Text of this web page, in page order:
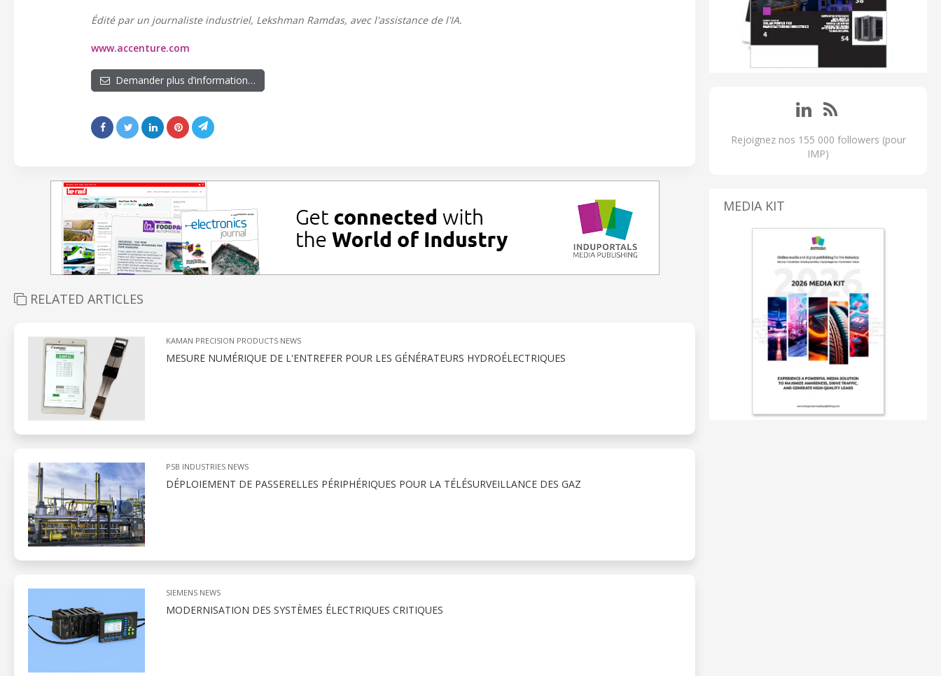
Édité par un journaliste industriel, Lekshman Ramdas, avec l'assistance de l'IA.
www.accenture.com
Demander plus d’information…
RELATED ARTICLES
KAMAN PRECISION PRODUCTS NEWS
MESURE NUMÉRIQUE DE L'ENTREFER POUR LES GÉNÉRATEURS HYDROÉLECTRIQUES
PSB INDUSTRIES NEWS
DÉPLOIEMENT DE PASSERELLES PÉRIPHÉRIQUES POUR LA TÉLÉSURVEILLANCE DES GAZ
SIEMENS NEWS
MODERNISATION DES SYSTÈMES ÉLECTRIQUES CRITIQUES
Rejoignez nos 155 000 followers (pour
IMP)
MEDIA KIT